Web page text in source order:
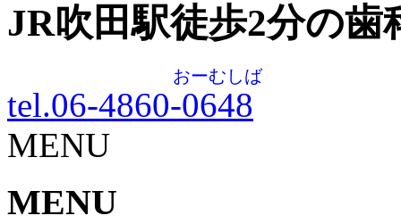
JR吹田駅徒歩2分の歯
tel.06-4860-0648
おーむしば
MENU
MENU